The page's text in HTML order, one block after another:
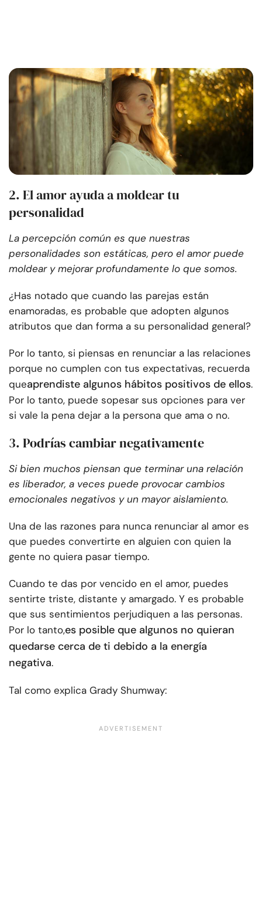
2. El amor ayuda a moldear tu
personalidad
La percepción común es que nuestras
personalidades son estáticas, pero el amor puede
moldear y mejorar profundamente lo que somos.
¿Has notado que cuando las parejas están
enamoradas, es probable que adopten algunos
atributos que dan forma a su personalidad general?
Por lo tanto, si piensas en renunciar a las relaciones
porque no cumplen con tus expectativas, recuerda
queaprendiste algunos hábitos positivos de ellos.
Por lo tanto, puede sopesar sus opciones para ver
si vale la pena dejar a la persona que ama o no.
3. Podrías cambiar negativamente
Si bien muchos piensan que terminar una relación
es liberador, a veces puede provocar cambios
emocionales negativos y un mayor aislamiento.
Una de las razones para nunca renunciar al amor es
que puedes convertirte en alguien con quien la
gente no quiera pasar tiempo.
Cuando te das por vencido en el amor, puedes
sentirte triste, distante y amargado. Y es probable
que sus sentimientos perjudiquen a las personas.
Por lo tanto,es posible que algunos no quieran
quedarse cerca de ti debido a la energía
negativa.
Tal como explica Grady Shumway: